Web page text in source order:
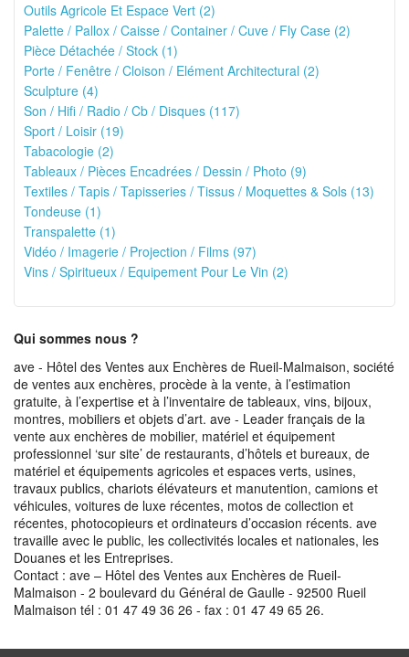
Outils Agricole Et Espace Vert (2)
Palette / Pallox / Caisse / Container / Cuve / Fly Case (2)
Pièce Détachée / Stock (1)
Porte / Fenêtre / Cloison / Elément Architectural (2)
Sculpture (4)
Son / Hifi / Radio / Cb / Disques (117)
Sport / Loisir (19)
Tabacologie (2)
Tableaux / Pièces Encadrées / Dessin / Photo (9)
Textiles / Tapis / Tapisseries / Tissus / Moquettes & Sols (13)
Tondeuse (1)
Transpalette (1)
Vidéo / Imagerie / Projection / Films (97)
Vins / Spiritueux / Equipement Pour Le Vin (2)
Qui sommes nous ?
ave - Hôtel des Ventes aux Enchères de Rueil-Malmaison, société
de ventes aux enchères, procède à la vente, à l’estimation
gratuite, à l’expertise et à l’inventaire de tableaux, vins, bijoux,
montres, mobiliers et objets d’art. ave - Leader français de la
vente aux enchères de mobilier, matériel et équipement
professionnel ‘sur site’ de restaurants, d’hôtels et bureaux, de
matériel et équipements agricoles et espaces verts, usines,
travaux publics, chariots élévateurs et manutention, camions et
véhicules, voitures de luxe récentes, motos de collection et
récentes, photocopieurs et ordinateurs d’occasion récents. ave
travaille avec le public, les collectivités locales et nationales, les
Douanes et les Entreprises.
Contact : ave – Hôtel des Ventes aux Enchères de Rueil-
Malmaison - 2 boulevard du Général de Gaulle - 92500 Rueil
Malmaison tél : 01 47 49 36 26 - fax : 01 47 49 65 26.